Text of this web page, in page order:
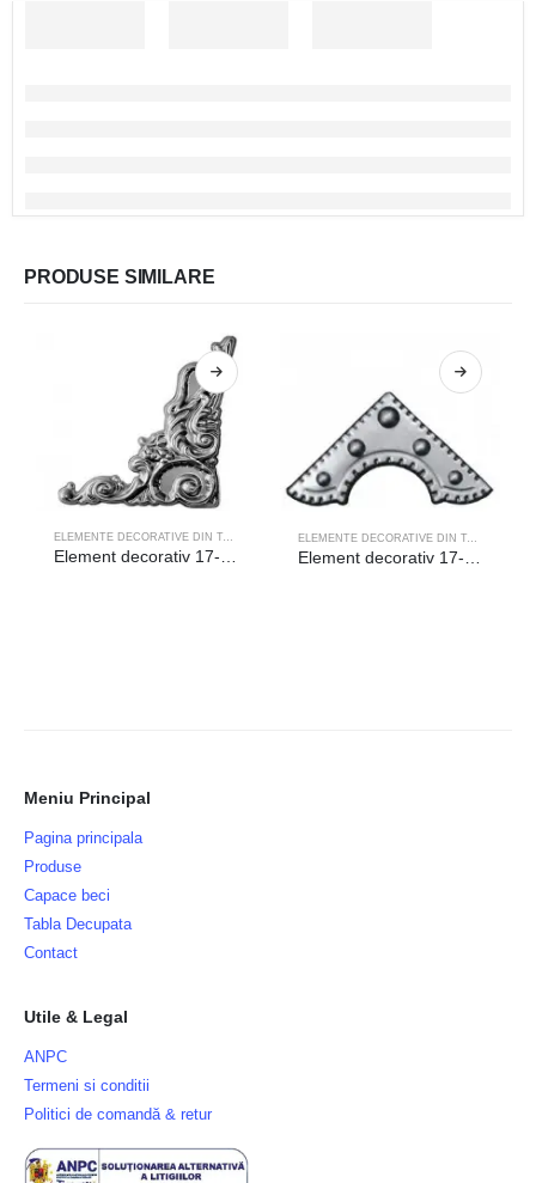
PRODUSE SIMILARE
ELEMENTE DECORATIVE DIN TABLA
Element decorativ 17-027
ELEMENTE DECORATIVE DIN TABLA
Element decorativ 17-021
Meniu Principal
Pagina principala
Produse
Capace beci
Tabla Decupata
Contact
Utile & Legal
ANPC
Termeni si conditii
Politici de comandă & retur